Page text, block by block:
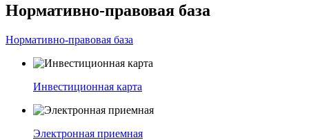
Нормативно-правовая база
Нормативно-правовая база
Инвестиционная карта
Электронная приемная